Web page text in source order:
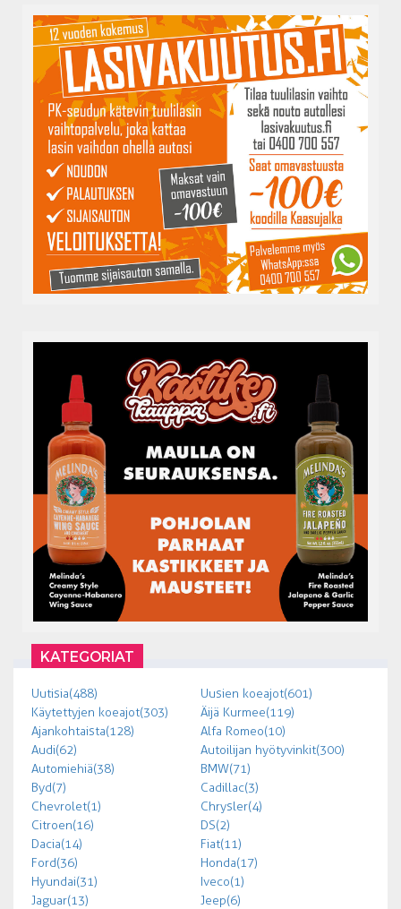
KATEGORIAT
Uutisia (488)
Uusien koeajot (601)
Käytettyjen koeajot (303)
Äijä Kurmee (119)
Ajankohtaista (128)
Alfa Romeo (10)
Audi (62)
Autoilijan hyötyvinkit (300)
Automiehiä (38)
BMW (71)
Byd (7)
Cadillac (3)
Chevrolet (1)
Chrysler (4)
Citroen (16)
DS (2)
Dacia (14)
Fiat (11)
Ford (36)
Honda (17)
Hyundai (31)
Iveco (1)
Jaguar (13)
Jeep (6)